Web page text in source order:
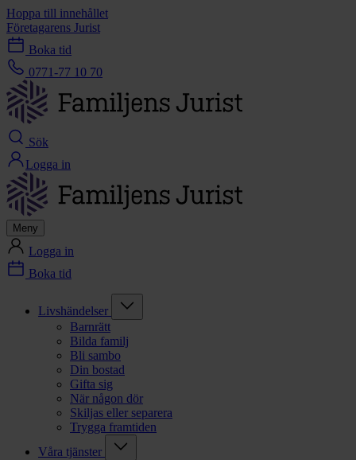
Hoppa till innehållet
Företagarens Jurist
Boka tid
0771-77 10 70
Sök
Logga in
Meny
Logga in
Boka tid
Livshändelser
Barnrätt
Bilda familj
Bli sambo
Din bostad
Gifta sig
När någon dör
Skiljas eller separera
Trygga framtiden
Våra tjänster